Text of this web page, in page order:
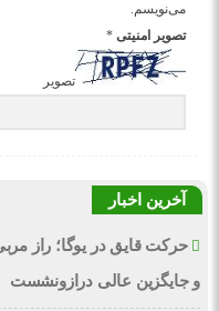
می‌نویسم.
تصویر امنیتی *
تصویر
آخرین اخبار
حرکت قایق در یوگا؛ راز
و جایگزین عالی درازونشست